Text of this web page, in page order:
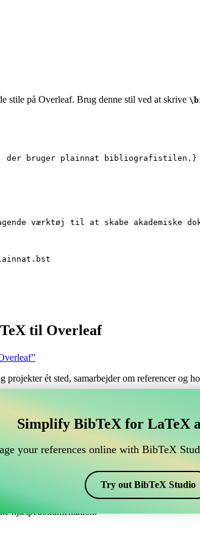
stile på Overleaf. Brug denne stil ved at skrive
der bruger plainnat bibliografistilen.}
værktøj til at skabe akademiske
til Overleaf
projekter ét sted, samarbejder om referencer og
dine BibTeX referencer, som
dine BibTeX referencer, som forbindes til
referencer, citater og bibliografi på
projekt.
stile, inklusiv plainnat. Så hvis du leder
hjælpedokumentation.
Simplify BibTeX for LaTeX
your references online with BibTeX
Try out BibTeX Studio